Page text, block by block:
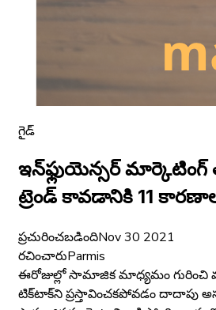
గైడ్
ఇన్‌ఫ్లుయెన్సర్ మార్కెటింగ్
ట్రెండ్ కావడానికి 11
ప్రచురించబడిందిNov 30 2021
రచించారుParmis
ఈరోజుల్లో సామాజిక మాధ్యమం
టిక్‌టాక్‌ని ప్రస్తావించకపోవడం దాదాపు